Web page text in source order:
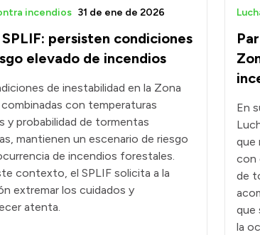
persisten condiciones
elevado de incendios
incendios 31 de ene de 2026
de inestabilidad en la Zona
con temperaturas
y probabilidad de tormentas
mantienen un escenario de riesgo
de incendios forestales.
contexto, el SPLIF solicita a la
extremar los cuidados y
atenta.
En
que
con
de
que
la